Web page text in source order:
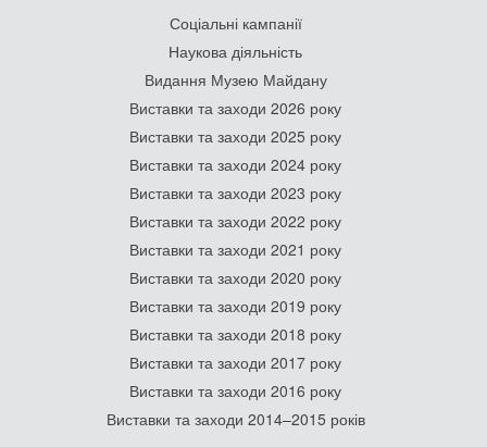
Соціальні кампанії
Наукова діяльність
Видання Музею Майдану
Виставки та заходи 2026 року
Виставки та заходи 2025 року
Виставки та заходи 2024 року
Виставки та заходи 2023 року
Виставки та заходи 2022 року
Виставки та заходи 2021 року
Виставки та заходи 2020 року
Виставки та заходи 2019 року
Виставки та заходи 2018 року
Виставки та заходи 2017 року
Виставки та заходи 2016 року
Виставки та заходи 2014–2015 років